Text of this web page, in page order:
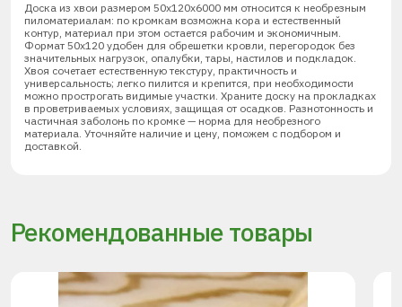
Доска из хвои размером 50х120х6000 мм относится к необрезным
пиломатериалам: по кромкам возможна кора и естественный
контур, материал при этом остается рабочим и экономичным.
Формат 50х120 удобен для обрешетки кровли, перегородок без
значительных нагрузок, опалубки, тары, настилов и подкладок.
Хвоя сочетает естественную текстуру, практичность и
универсальность; легко пилится и крепится, при необходимости
можно прострогать видимые участки. Храните доску на прокладках
в проветриваемых условиях, защищая от осадков. Разнотонность и
частичная заболонь по кромке — норма для необрезного
материала. Уточняйте наличие и цену, поможем с подбором и
доставкой.
Рекомендованные товары